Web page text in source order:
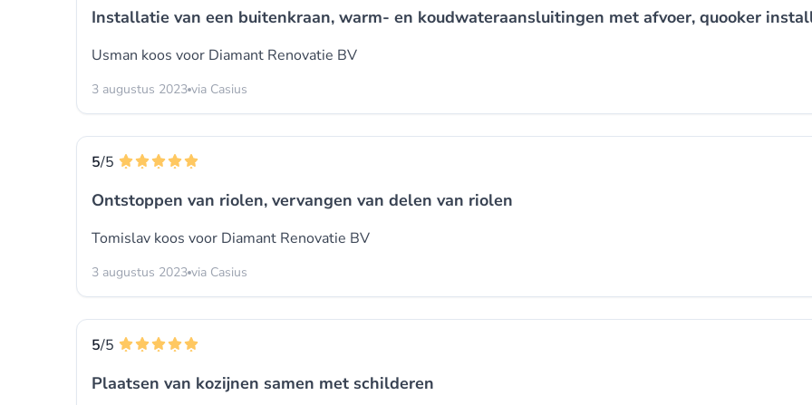
Installatie van een buitenkraan, warm- en koudwateraansluitingen met afvoer, quooker
Usman koos voor Diamant Renovatie BV
3 augustus 2023 via Casius
5/5
Ontstoppen van riolen, vervangen van delen van riolen
Tomislav koos voor Diamant Renovatie BV
3 augustus 2023 via Casius
5/5
Plaatsen van kozijnen samen met schilderen